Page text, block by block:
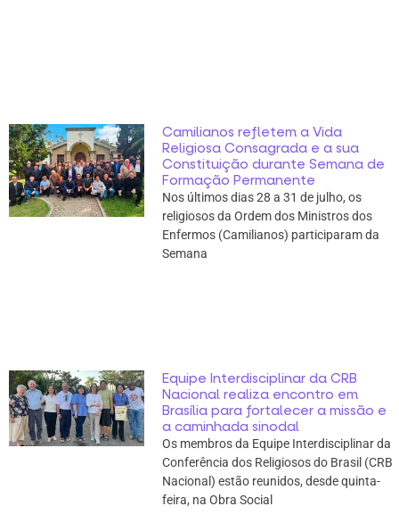
Camilianos refletem a Vida
Religiosa Consagrada e a sua
Constituição durante Semana de
Formação Permanente
Nos últimos dias 28 a 31 de julho, os
religiosos da Ordem dos Ministros dos
Enfermos (Camilianos) participaram da
Semana
Equipe Interdisciplinar da CRB
Nacional realiza encontro em
Brasília para fortalecer a missão e
a caminhada sinodal
Os membros da Equipe Interdisciplinar da
Conferência dos Religiosos do Brasil (CRB
Nacional) estão reunidos, desde quinta-
feira, na Obra Social